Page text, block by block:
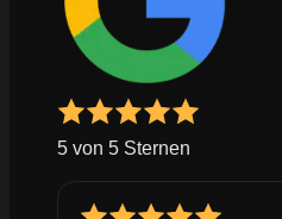
5 von 5 Sternen